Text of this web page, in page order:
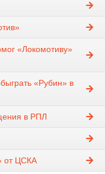
«Локомотиву»
«Рубин» в
в РПЛ
от ЦСКА